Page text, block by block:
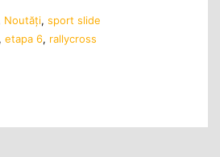
Noutăţi, sport slide
, etapa 6, rallycross